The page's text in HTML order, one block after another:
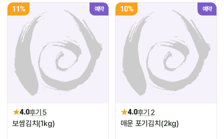
11% 예약
★4.0후기 5
보쌈김치(1kg)
10% 예약
★4.0후기 2
매운 포기김치(2kg)